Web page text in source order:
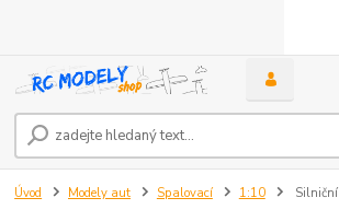
Úvod Modely aut Spalovací 1:10 Silniční